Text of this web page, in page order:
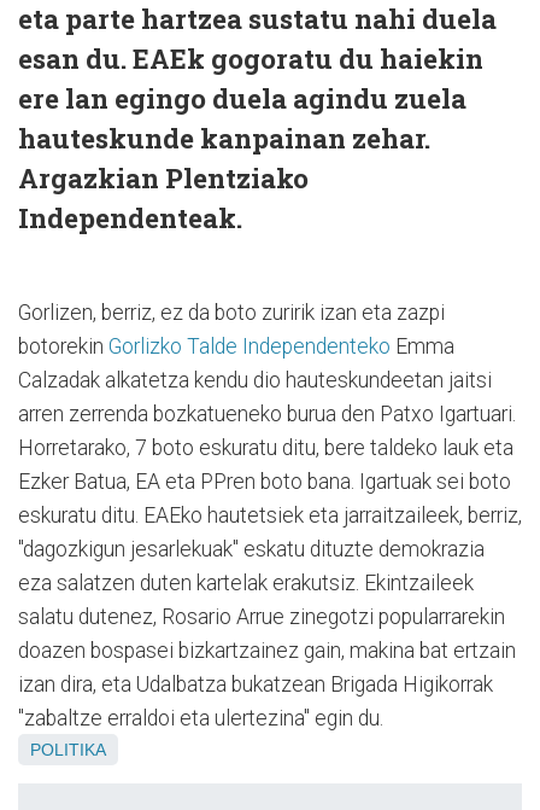
eta parte hartzea sustatu nahi duela
esan du. EAEk gogoratu du haiekin
ere lan egingo duela agindu zuela
hauteskunde kanpainan zehar.
Argazkian Plentziako
Independenteak.
Gorlizen, berriz, ez da boto zuririk izan eta zazpi
botorekin Gorlizko Talde Independenteko Emma
Calzadak alkatetza kendu dio hauteskundeetan jaitsi
arren zerrenda bozkatueneko burua den Patxo Igartuari.
Horretarako, 7 boto eskuratu ditu, bere taldeko lauk eta
Ezker Batua, EA eta PPren boto bana. Igartuak sei boto
eskuratu ditu. EAEko hautetsiek eta jarraitzaileek, berriz,
"dagozkigun jesarlekuak" eskatu dituzte demokrazia
eza salatzen duten kartelak erakutsiz. Ekintzaileek
salatu dutenez, Rosario Arrue zinegotzi popularrarekin
doazen bospasei bizkartzainez gain, makina bat ertzain
izan dira, eta Udalbatza bukatzean Brigada Higikorrak
"zabaltze erraldoi eta ulertezina" egin du.
POLITIKA